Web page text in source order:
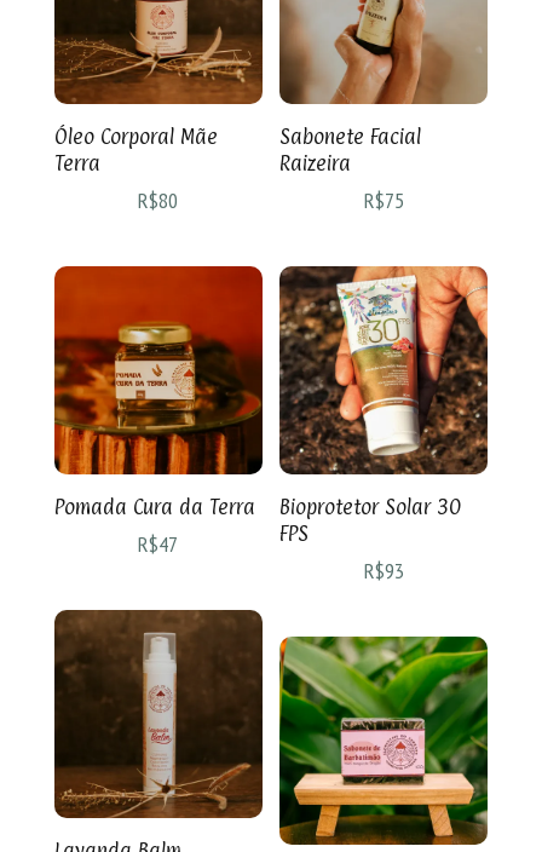
Óleo Corporal Mãe
Terra
R$80
Sabonete Facial
Raizeira
R$75
Pomada Cura da Terra
R$47
Bioprotetor Solar 30
FPS
R$93